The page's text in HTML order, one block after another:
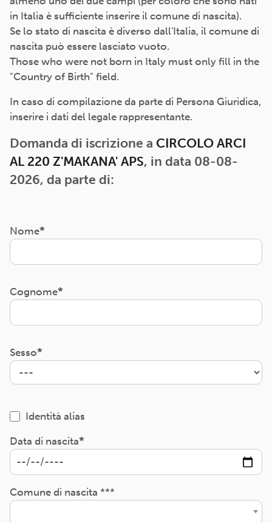
in Italia è sufficiente inserire il comune di nascita).
Se lo stato di nascita è diverso dall'Italia, il comune di
nascita può essere lasciato vuoto.
Those who were not born in Italy must only fill in the
"Country of Birth" field.
In caso di compilazione da parte di Persona Giuridica,
inserire i dati del legale rappresentante.
Domanda di iscrizione a CIRCOLO ARCI
AL 220 Z'MAKANA' APS, in data 08-08-
2026, da parte di:
Nome
Cognome
Sesso
Identità alias
Data di nascita
Comune di nascita ***